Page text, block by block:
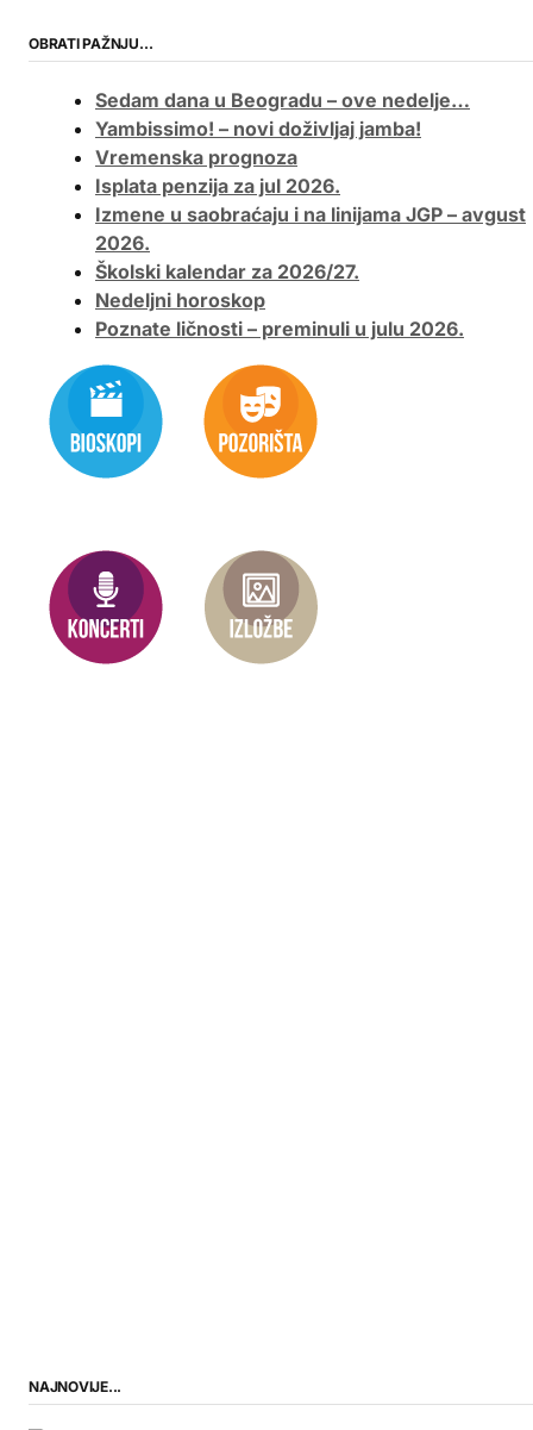
OBRATI PAŽNJU…
Sedam dana u Beogradu – ove nedelje…
Yambissimo! – novi doživljaj jamba!
Vremenska prognoza
Isplata penzija za jul 2026.
Izmene u saobraćaju i na linijama JGP – avgust
2026.
Školski kalendar za 2026/27.
Nedeljni horoskop
Poznate ličnosti – preminuli u julu 2026.
NAJNOVIJE...